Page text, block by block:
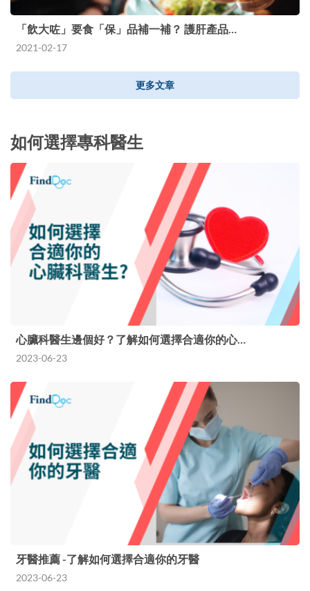
「飲大咗」要食「保」品補一補？ 護肝產品…
2021-02-17
更多文章
如何選擇專科醫生
心臟科醫生邊個好？了解如何選擇合適你的心…
2023-06-23
牙醫推薦 -了解如何選擇合適你的牙醫
2023-06-23